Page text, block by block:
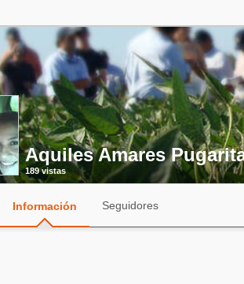
Aquiles Amares
189 vistas
Información Seguidores